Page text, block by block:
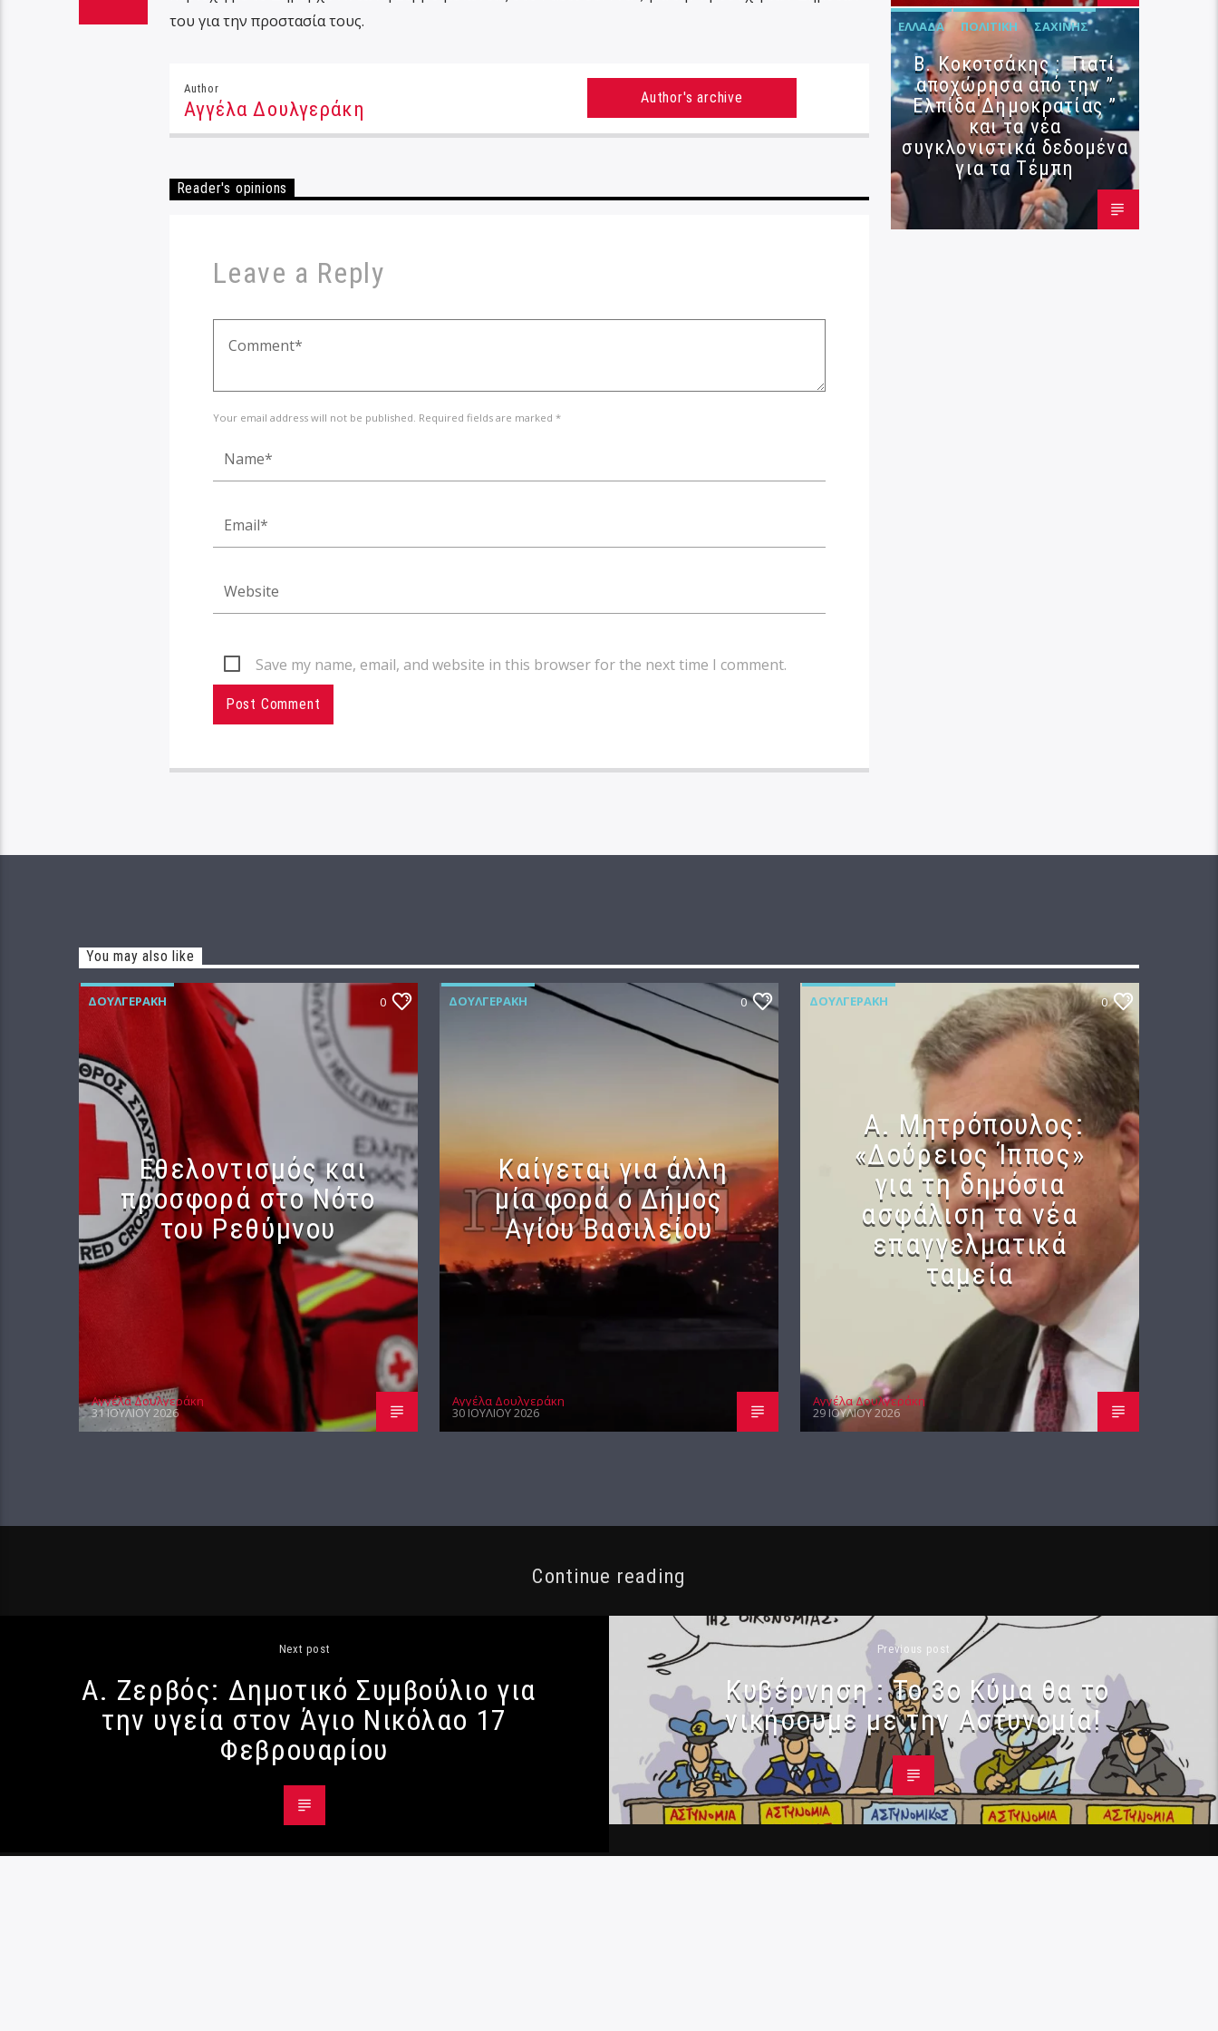
του για την προστασία τους.
Author
Αγγέλα Δουλγεράκη Author's archive
Reader's opinions
Leave a Reply
Your email address will not be published. Required fields are marked *
Save my name, email, and website in this browser for the next time I comment.
ΕΛΛΆΔΑ ΠΟΛΙΤΙΚΉ ΣΑΧΊΝΗΣ
Β. Κοκοτσάκης : Γιατί
αποχώρησα από την ”
Ελπίδα Δημοκρατίας ”
και τα νέα
συγκλονιστικά δεδομένα
για τα Τέμπη
You may also like
ΔΟΥΛΓΕΡΆΚΗ 0
Εθελοντισμός και
προσφορά στο Νότο
του Ρεθύμνου
Αγγέλα Δουλγεράκη
31 ΙΟΥΛΊΟΥ 2026
ΔΟΥΛΓΕΡΆΚΗ 0
Καίγεται για άλλη
μία φορά ο Δήμος
Αγίου Βασιλείου
Αγγέλα Δουλγεράκη
30 ΙΟΥΛΊΟΥ 2026
ΔΟΥΛΓΕΡΆΚΗ 0
Α. Μητρόπουλος:
«Δούρειος Ίππος»
για τη δημόσια
ασφάλιση τα νέα
επαγγελματικά
ταμεία
Αγγέλα Δουλγεράκη
29 ΙΟΥΛΊΟΥ 2026
Continue reading
Next post
Α. Ζερβός: Δημοτικό Συμβούλιο για
την υγεία στον Άγιο Νικόλαο 17
Φεβρουαρίου
Previous post
Κυβέρνηση : Το 3ο Κύμα θα το
νικήσουμε με την Αστυνομία!